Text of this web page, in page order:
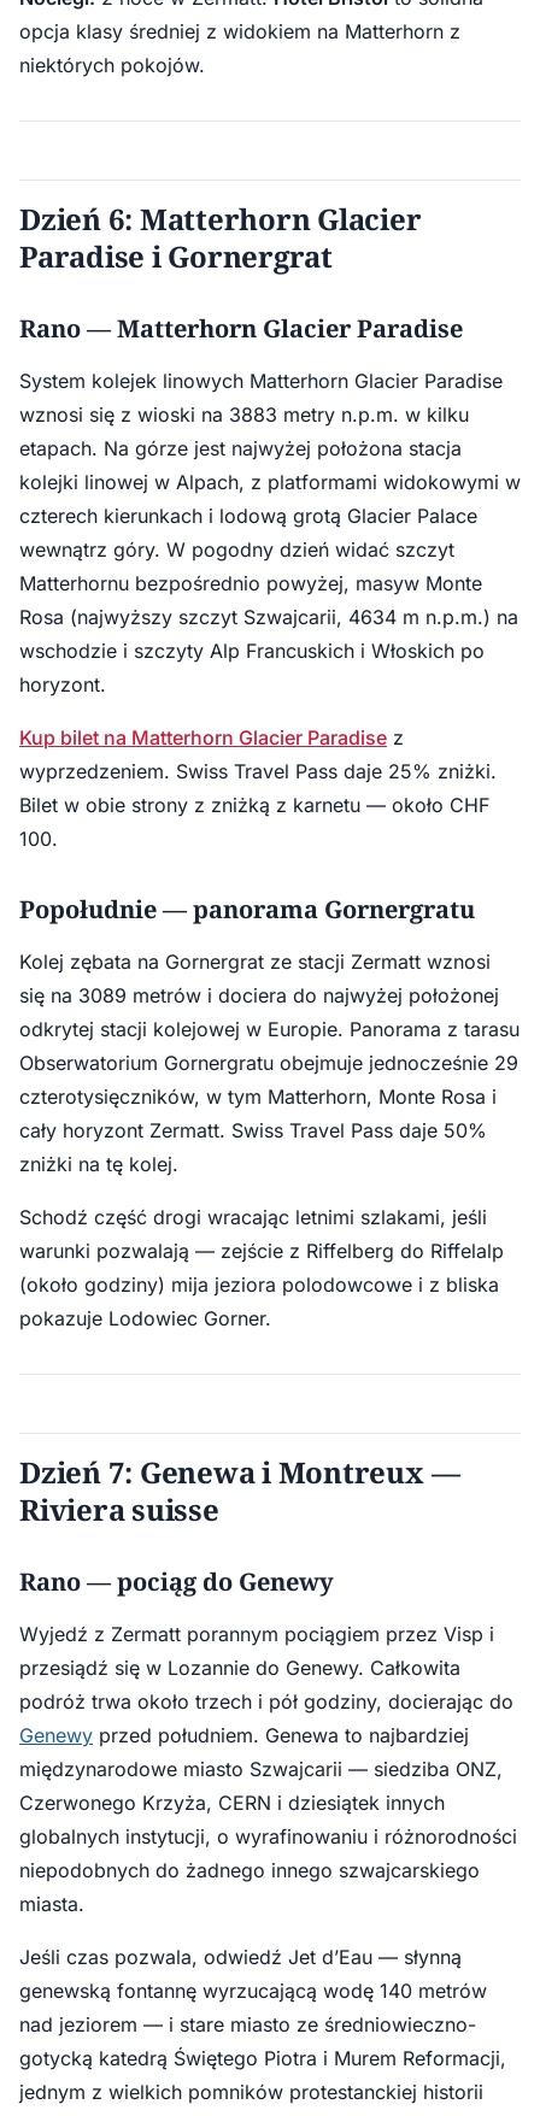
opcja klasy średniej z widokiem na Matterhorn z
niektórych pokojów.
Dzień 6: Matterhorn Glacier
Paradise i Gornergrat
Rano — Matterhorn Glacier Paradise
System kolejek linowych Matterhorn Glacier Paradise
wznosi się z wioski na 3883 metry n.p.m. w kilku
etapach. Na górze jest najwyżej położona stacja
kolejki linowej w Alpach, z platformami widokowymi w
czterech kierunkach i lodową grotą Glacier Palace
wewnątrz góry. W pogodny dzień widać szczyt
Matterhornu bezpośrednio powyżej, masyw Monte
Rosa (najwyższy szczyt Szwajcarii, 4634 m n.p.m.) na
wschodzie i szczyty Alp Francuskich i Włoskich po
horyzont.
Kup bilet na Matterhorn Glacier Paradise z
wyprzedzeniem. Swiss Travel Pass daje 25% zniżki.
Bilet w obie strony z zniżką z karnetu — około CHF
100.
Popołudnie — panorama Gornergratu
Kolej zębata na Gornergrat ze stacji Zermatt wznosi
się na 3089 metrów i dociera do najwyżej położonej
odkrytej stacji kolejowej w Europie. Panorama z tarasu
Obserwatorium Gornergratu obejmuje jednocześnie 29
czterotysięczników, w tym Matterhorn, Monte Rosa i
cały horyzont Zermatt. Swiss Travel Pass daje 50%
zniżki na tę kolej.
Schodź część drogi wracając letnimi szlakami, jeśli
warunki pozwalają — zejście z Riffelberg do Riffelalp
(około godziny) mija jeziora polodowcowe i z bliska
pokazuje Lodowiec Gorner.
Dzień 7: Genewa i Montreux —
Riviera suisse
Rano — pociąg do Genewy
Wyjedź z Zermatt porannym pociągiem przez Visp i
przesiądź się w Lozannie do Genewy. Całkowita
podróż trwa około trzech i pół godziny, docierając do
Genewy przed południem. Genewa to najbardziej
międzynarodowe miasto Szwajcarii — siedziba ONZ,
Czerwonego Krzyża, CERN i dziesiątek innych
globalnych instytucji, o wyrafinowaniu i różnorodności
niepodobnych do żadnego innego szwajcarskiego
miasta.
Jeśli czas pozwala, odwiedź Jet d’Eau — słynną
genewską fontannę wyrzucającą wodę 140 metrów
nad jeziorem — i stare miasto ze średniowieczno-
gotycką katedrą Świętego Piotra i Murem Reformacji,
jednym z wielkich pomników protestanckiej historii